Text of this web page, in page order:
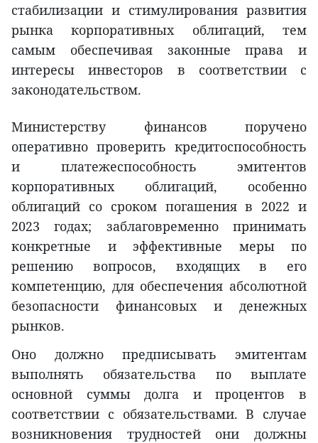
стабилизации и стимулирования развития
рынка корпоративных облигаций, тем
самым обеспечивая законные права и
интересы инвесторов в соответствии с
законодательством.
Министерству финансов поручено
оперативно проверить кредитоспособность
и платежеспособность эмитентов
корпоративных облигаций, особенно
облигаций со сроком погашения в 2022 и
2023 годах; заблаговременно принимать
конкретные и эффективные меры по
решению вопросов, входящих в его
компетенцию, для обеспечения абсолютной
безопасности финансовых и денежных
рынков.
Оно должно предписывать эмитентам
выполнять обязательства по выплате
основной суммы долга и процентов в
соответствии с обязательствами. В случае
возникновения трудностей они должны